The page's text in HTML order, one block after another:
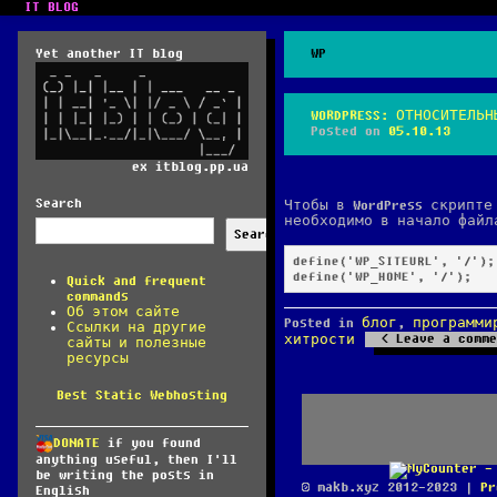
IT BLOG
Yet another IT blog
ex itblog.pp.ua
Search
Search
Quick and frequent
commands
Об этом сайте
Ссылки на другие
сайты и полезные
ресурсы
Best Static Webhosting
DONATE if you found
anything useful, then I'll
be writing the posts in
English
WP
WORDPRESS:
Posted on 05.10.13
Чтобы в WordPress
необходимо в начало
define('WP_SITEURL', '/');
Posted in блог ,
хитрости
Leave a
© makb.xyz 2012-2023 |